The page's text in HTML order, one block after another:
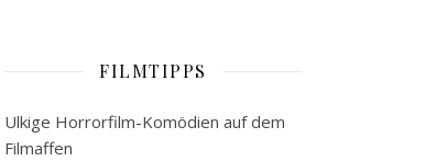
FILMTIPPS
Ulkige Horrorfilm-Komödien auf dem
Filmaffen